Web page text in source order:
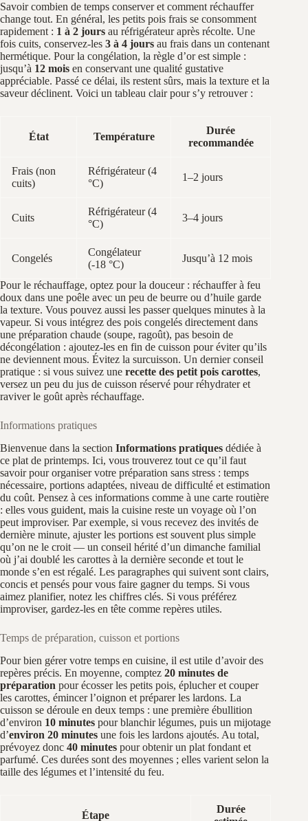
Savoir combien de temps conserver et comment réchauffer
change tout. En général, les petits pois frais se consomment
rapidement : 1 à 2 jours au réfrigérateur après récolte. Une
fois cuits, conservez-les 3 à 4 jours au frais dans un contenant
hermétique. Pour la congélation, la règle d’or est simple :
jusqu’à 12 mois en conservant une qualité gustative
appréciable. Passé ce délai, ils restent sûrs, mais la texture et la
saveur déclinent. Voici un tableau clair pour s’y retrouver :
État Température
Durée
recommandée
Frais (non
cuits)
Réfrigérateur (4
°C)
1–2 jours
Cuits
Réfrigérateur (4
°C)
3–4 jours
Congelés
Congélateur
(-18 °C)
Jusqu’à 12 mois
Pour le réchauffage, optez pour la douceur : réchauffer à feu
doux dans une poêle avec un peu de beurre ou d’huile garde
la texture. Vous pouvez aussi les passer quelques minutes à la
vapeur. Si vous intégrez des pois congelés directement dans
une préparation chaude (soupe, ragoût), pas besoin de
décongélation : ajoutez-les en fin de cuisson pour éviter qu’ils
ne deviennent mous. Évitez la surcuisson. Un dernier conseil
pratique : si vous suivez une recette des petit pois carottes,
versez un peu du jus de cuisson réservé pour réhydrater et
raviver le goût après réchauffage.
Informations pratiques
Bienvenue dans la section Informations pratiques dédiée à
ce plat de printemps. Ici, vous trouverez tout ce qu’il faut
savoir pour organiser votre préparation sans stress : temps
nécessaire, portions adaptées, niveau de difficulté et estimation
du coût. Pensez à ces informations comme à une carte routière
: elles vous guident, mais la cuisine reste un voyage où l’on
peut improviser. Par exemple, si vous recevez des invités de
dernière minute, ajuster les portions est souvent plus simple
qu’on ne le croit — un conseil hérité d’un dimanche familial
où j’ai doublé les carottes à la dernière seconde et tout le
monde s’en est régalé. Les paragraphes qui suivent sont clairs,
concis et pensés pour vous faire gagner du temps. Si vous
aimez planifier, notez les chiffres clés. Si vous préférez
improviser, gardez-les en tête comme repères utiles.
Temps de préparation, cuisson et portions
Pour bien gérer votre temps en cuisine, il est utile d’avoir des
repères précis. En moyenne, comptez 20 minutes de
préparation pour écosser les petits pois, éplucher et couper
les carottes, émincer l’oignon et préparer les lardons. La
cuisson se déroule en deux temps : une première ébullition
d’environ 10 minutes pour blanchir légumes, puis un mijotage
d’environ 20 minutes une fois les lardons ajoutés. Au total,
prévoyez donc 40 minutes pour obtenir un plat fondant et
parfumé. Ces durées sont des moyennes ; elles varient selon la
taille des légumes et l’intensité du feu.
Étape
Durée